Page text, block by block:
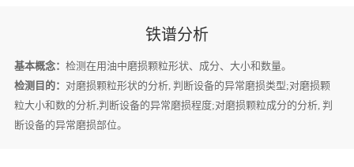
铁谱分析
基本概念： 检测在用油中磨损颗粒形状、成分、大小和数量。
检测目的： 对磨损颗粒形状的分析, 判断设备的异常磨损类型;对磨损颗
粒大小和数的分析,判断设备的异常磨损程度;对磨损颗粒成分的分析, 判
断设备的异常磨损部位。